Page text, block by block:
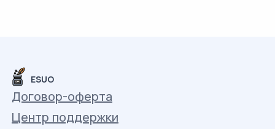
ESUO
Договор-оферта
Центр поддержки